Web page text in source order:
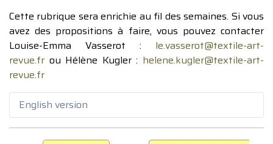
Cette rubrique sera enrichie au fil des semaines. Si vous
avez des propositions à faire, vous pouvez contacter
Louise-Emma Vasserot : le.vasserot@textile-art-
revue.fr ou Hélène Kugler : helene.kugler@textile-art-
revue.fr
English version